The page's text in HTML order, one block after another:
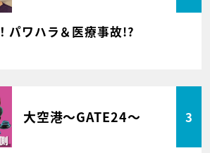
ワハラ＆医療事故!?
大空港～GATE24～ 3